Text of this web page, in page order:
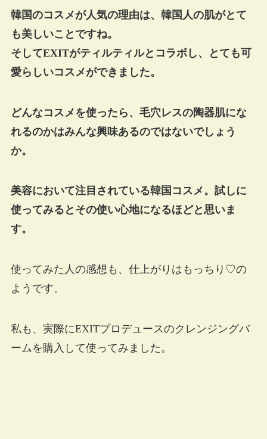
韓国のコスメが人気の理由は、韓国人の肌がとて
も美しいことですね。
そしてEXITがティルティルとコラボし 、とても可
愛らしいコスメができました。
どんなコスメを使ったら、毛穴レスの陶器肌にな
れるのかはみんな興味あるのではないでしょう
か。
美容において注目されている韓国コスメ。試しに
使ってみるとその使い心地になるほどと思いま
す。
使ってみた人の感想も、仕上がりはもっちり♡の
ようです。
私も、実際にEXITプロデュースのクレンジングバ
ームを購入して使ってみました。